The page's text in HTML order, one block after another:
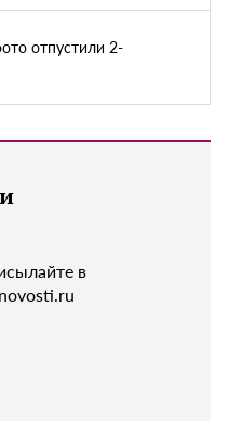
отпустили 2-
в